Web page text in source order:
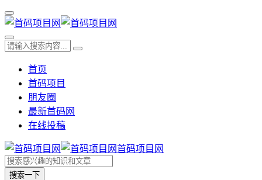
首页
首码项目
朋友圈
最新首码网
在线投稿
首码项目网
搜索一下